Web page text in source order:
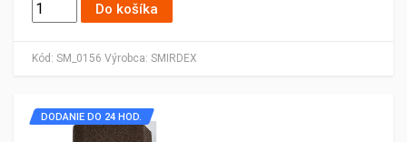
Kód: SM_0156 Výrobca: SMIRDEX
Do košíka
DODANIE DO 24 HOD.